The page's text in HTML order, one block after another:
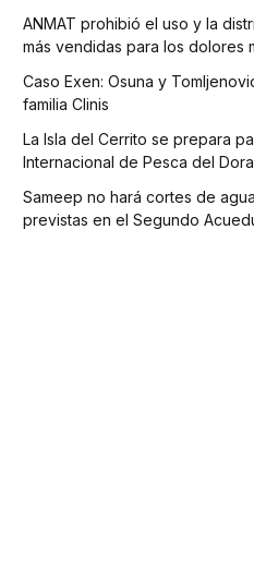
ANMAT prohibió el uso y la
más vendidas para los dolores
Caso Exen: Osuna y
familia Clinis
La Isla del Cerrito se prepara
Internacional de Pesca del
Sameep no hará cortes de
previstas en el Segundo